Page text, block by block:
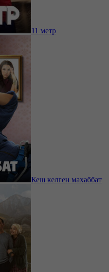
11 метр
Кеш келген махаббат